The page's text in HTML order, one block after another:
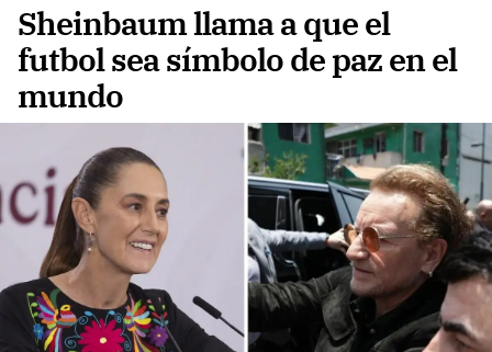
Sheinbaum llama a que el
futbol sea símbolo de paz en el
mundo